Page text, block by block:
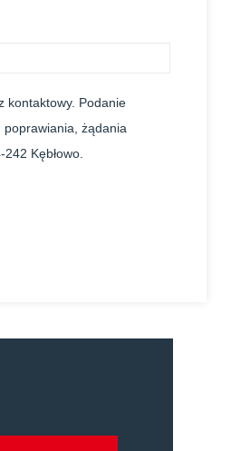
kontaktowy. Podanie
żądania
Kębłowo.